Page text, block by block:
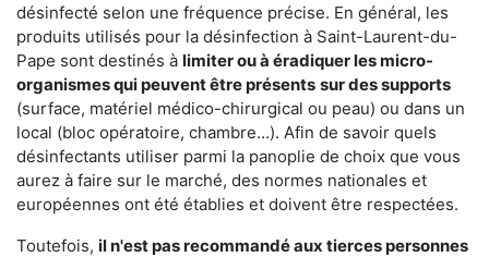
désinfecté selon une fréquence précise. En général, les
produits utilisés pour la désinfection à Saint-Laurent-du-
Pape sont destinés à limiter ou à éradiquer les micro-
organismes qui peuvent être présents sur des supports
(surface, matériel médico-chirurgical ou peau) ou dans un
local (bloc opératoire, chambre…). Afin de savoir quels
désinfectants utiliser parmi la panoplie de choix que vous
aurez à faire sur le marché, des normes nationales et
européennes ont été établies et doivent être respectées.
Toutefois, il n'est pas recommandé aux tierces personnes